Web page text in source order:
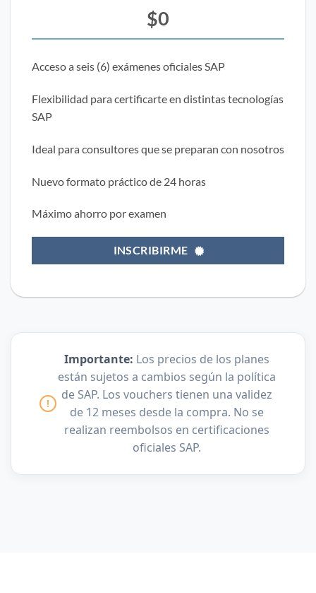
$0
Acceso a seis (6) exámenes oficiales SAP
Flexibilidad para certificarte en distintas tecnologías
SAP
Ideal para consultores que se preparan con nosotros
Nuevo formato práctico de 24 horas
Máximo ahorro por examen
INSCRIBIRME
!
Importante: Los precios de los planes
están sujetos a cambios según la política
de SAP. Los vouchers tienen una validez
de 12 meses desde la compra. No se
realizan reembolsos en certificaciones
oficiales SAP.